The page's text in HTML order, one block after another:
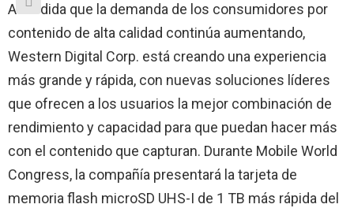
A medida que la demanda de los consumidores por
contenido de alta calidad continúa aumentando,
Western Digital Corp. está creando una experiencia
más grande y rápida, con nuevas soluciones líderes
que ofrecen a los usuarios la mejor combinación de
rendimiento y capacidad para que puedan hacer más
con el contenido que capturan. Durante Mobile World
Congress, la compañía presentará la tarjeta de
memoria flash microSD UHS-I de 1 TB más rápida del